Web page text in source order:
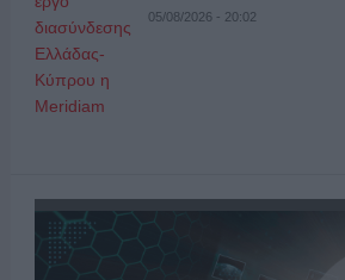
05/08/2026 - 20:02